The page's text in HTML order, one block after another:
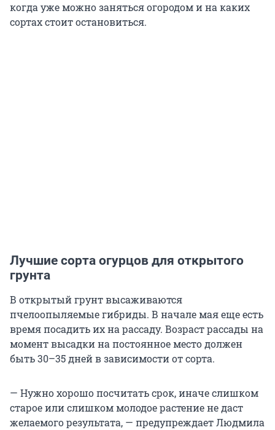
когда уже можно заняться огородом и на каких
сортах стоит остановиться.
Лучшие сорта огурцов для открытого
грунта
В открытый грунт высаживаются
пчелоопыляемые гибриды. В начале мая еще есть
время посадить их на рассаду. Возраст рассады на
момент высадки на постоянное место должен
быть 30–35 дней в зависимости от сорта.
— Нужно хорошо посчитать срок, иначе слишком
старое или слишком молодое растение не даст
желаемого результата, — предупреждает Людмила